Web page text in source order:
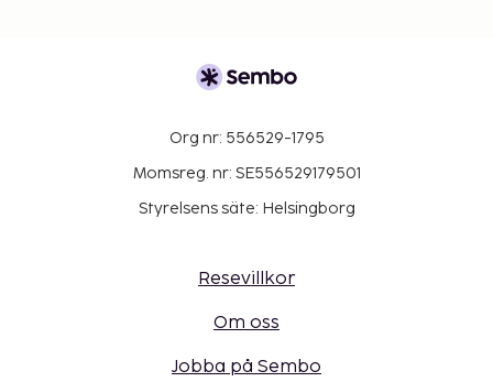
Org nr: 556529-1795
Momsreg. nr: SE556529179501
Styrelsens säte: Helsingborg
Resevillkor
Om oss
Jobba på Sembo